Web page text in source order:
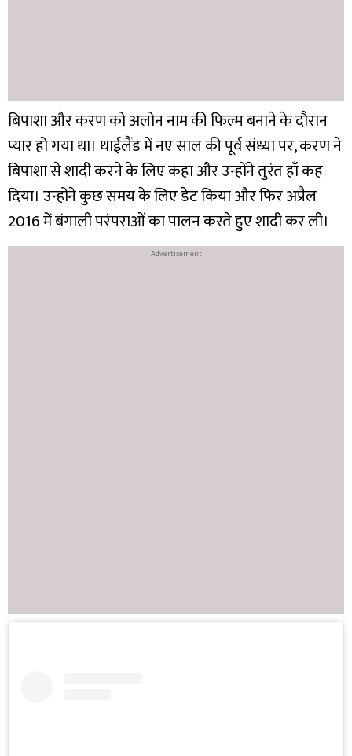
बिपाशा और करण को अलोन नाम की फिल्म बनाने के दौरान
प्यार हो गया था। थाईलैंड में नए साल की पूर्व संध्या पर, करण ने
बिपाशा से शादी करने के लिए कहा और उन्होंने तुरंत हाँ कह
दिया। उन्होंने कुछ समय के लिए डेट किया और फिर अप्रैल
2016 में बंगाली परंपराओं का पालन करते हुए शादी कर ली।